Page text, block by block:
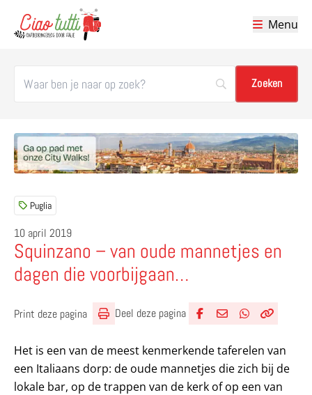
Menu
Puglia
10 april 2019
Squinzano – van oude mannetjes en
dagen die voorbijgaan…
Print deze pagina Deel deze pagina
Het is een van de meest kenmerkende taferelen van
een Italiaans dorp: de oude mannetjes die zich bij de
lokale bar, op de trappen van de kerk of op een van